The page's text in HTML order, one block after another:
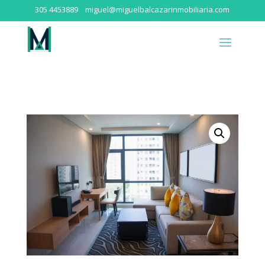
305 4453889miguel@miguelbalcazarinmobiliaria.com